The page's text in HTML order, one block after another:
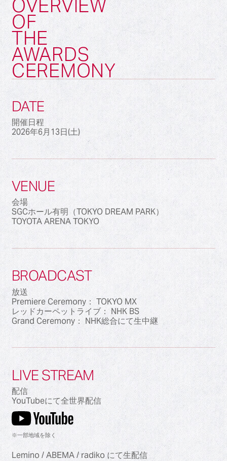
OVERVIEW
OF
THE
AWARDS
CEREMONY
DATE
開催日程
2026年6月13日(土)
VENUE
会場
SGCホール有明（TOKYO DREAM PARK）
TOYOTA ARENA TOKYO
BROADCAST
放送
Premiere Ceremony： TOKYO MX
レッドカーペットライブ： NHK BS
Grand Ceremony： NHK総合にて生中継
LIVE STREAM
配信
YouTubeにて全世界配信
※一部地域を除く
Lemino / ABEMA / radiko にて生配信